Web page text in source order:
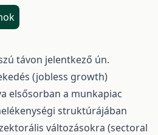
távon jelentkező ún.
(jobless growth)
elsősorban a munkapiac
struktúrájában
változásokra (sectoral